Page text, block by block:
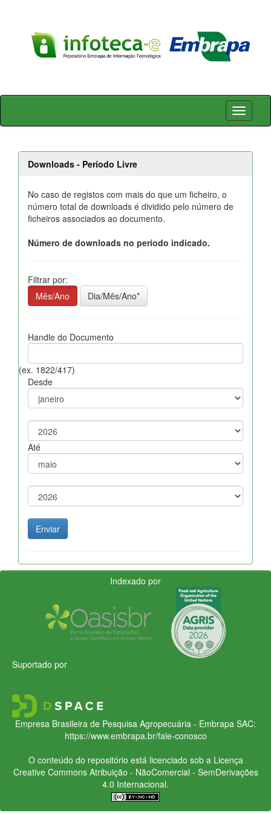
Skip
Downloads - Período Livre
No caso de registos com mais do que um ficheiro, o
número total de downloads é dividido pelo número de
ficheiros associados ao documento.
Número de downloads no período indicado.
Filtrar por:
Mês/Ano
Dia/Mês/Ano*
Handle do Documento
(ex. 1822/417)
Desde
Até
Indexado por
Suportado por
Empresa Brasileira de Pesquisa Agropecuária - Embrapa SAC:
https://www.embrapa.br/fale-conosco
O conteúdo do repositório está licenciado sob a Licença
Creative CommonsAtribuição - NãoComercial - SemDerivações
4.0 Internacional.